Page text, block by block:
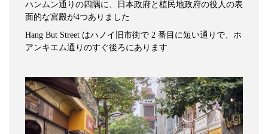
ハンムン通りの四隅に、日本政府と植民地政府の役人の表
面的な宮殿が4つありました
Hang But Street はハノイ旧市街で 2 番目に短い通りで、ホ
アンキエム通りのすぐ後ろにあります